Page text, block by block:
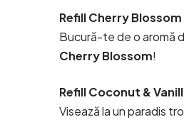
Refill Cherry Blossom
Bucură-te de o aromă
Cherry Blossom!
Refill Coconut &
Visează la un paradis